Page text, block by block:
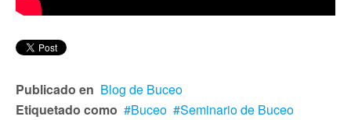
Publicado en Blog de Buceo
Etiquetado como
Buceo
Seminario de Buceo